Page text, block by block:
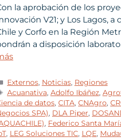
la aprobación de los
V21; y Los Lagos,
y Corfo en la Región
a disposición
Externos, Noticias, Regiones
Acuanativa, Adolfo Ibáñez,
de datos, CITA, CNAgro,
SPA), DLA Piper,
, Federico Santa
, LEG Soluciones TIC, LQE,